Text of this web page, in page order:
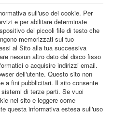
sull'uso dei cookie. Per
e per abilitare determinate
dei piccoli file di testo che
memorizzati sul tuo
al Sito alla tua successiva
nessun altro dato dal disco fisso
o acquisire indirizzi email.
dell'utente. Questo sito non
a fini pubblicitari. Il sito consente
di terze parti. Se vuoi
nel sito e leggere come
questa informativa estesa sull'uso